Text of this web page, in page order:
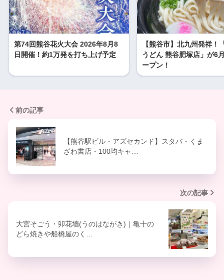
第74回熊谷花火大会 2026年8月8
日開催！約1万発を打ち上げ予定
【熊谷市】北九州発祥！
うどん 熊谷肥塚店」が6
ープン！
前の記事
【熊谷駅ビル・アズセカンド】スタバ・くま
ざわ書店・100均キャ…
次の記事
大宮そごう・卯花墻(うのはながき)｜亀十の
どら焼きや船橋屋のく…